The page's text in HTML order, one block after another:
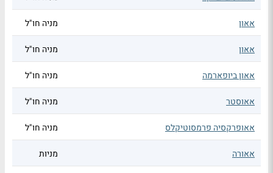
אאון מניה חו"ל
אאון מניה חו"ל
אאון ביופארמה מניה חו"ל
אאוסטר מניה חו"ל
אאופרקסיה פרמסוטיקלס מניה חו"ל
אאורה מניות